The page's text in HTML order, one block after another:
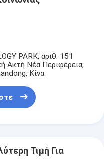
PARK, αριθ. 151
Ακτή Νέα Περιφέρεια,
Κίνα
Τιμή Για